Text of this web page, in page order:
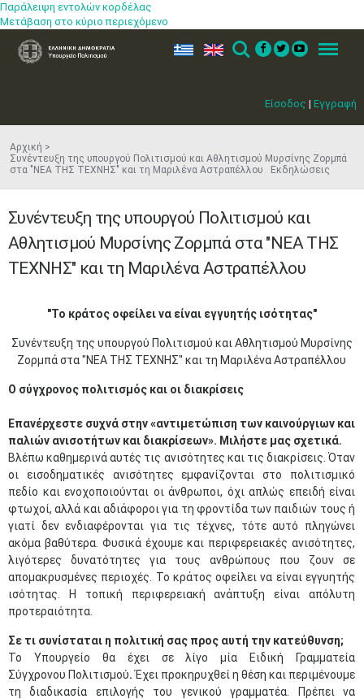
Παράλειψη εντολών κορδέλας
Μετάβαση στο κύριο περιεχόμενο
Είσοδος | Εγγραφή
ελ en Search Menu
Αρχική
Συνέντευξη της υπουργού Πολιτισμού και Αθλητισμού Μυρσίνης Ζορμπά
στα "ΝΕΑ ΤΗΣ ΤΕΧΝΗΣ" και τη Μαριλένα Αστραπέλλου Εκδηλώσεις
Συνέντευξη της υπουργού Πολιτισμού και
Αθλητισμού Μυρσίνης Ζορμπά στα "ΝΕΑ ΤΗΣ
ΤΕΧΝΗΣ" και τη Μαριλένα Αστραπέλλου
"Το κράτος οφείλει να είναι εγγυητής ισότητας"
Συνέντευξη της υπουργού Πολιτισμού και Αθλητισμού Μυρσίνης
Ζορμπά στα "ΝΕΑ ΤΗΣ ΤΕΧΝΗΣ" και τη Μαριλένα Αστραπέλλου
Ο σύγχρονος πολιτισμός και οι διακρίσεις
Επανέρχεστε συχνά στην «αντιμετώπιση των καινούργιων και
παλιών ανισοτήτων και διακρίσεων». Μιλήστε μας σχετικά.
Βλέπω καθημερινά αυτές τις ανισότητες και τις διακρίσεις. Όταν
οι εισοδηματικές ανισότητες εμφανίζονται στο πολιτισμικό
πεδίο και ενοχοποιούνται οι άνθρωποι, όχι απλώς επειδή είναι
φτωχοί, αλλά και αδιάφοροι για τη φροντίδα των παιδιών τους ή
γιατί δεν ενδιαφέρονται για τις τέχνες, τότε αυτό πληγώνει
ακόμα βαθύτερα. Φυσικά έχουμε και περιφερειακές ανισότητες,
λιγότερες δυνατότητες για τους ανθρώπους που ζουν σε
απομακρυσμένες περιοχές. Το κράτος οφείλει να είναι εγγυητής
ισότητας. Η τοπική περιφερειακή ανάπτυξη είναι απόλυτη
προτεραιότητα.
Σε τι συνίσταται η πολιτική σας προς αυτή την κατεύθυνση;
Το Υπουργείο θα έχει σε λίγο μία Ειδική Γραμματεία
Σύγχρονου Πολιτισμού.Έχει προκηρυχθεί η θέση και περιμένουμε
τη διαδικασία επιλογής του γενικού γραμματέα. Πρέπει να